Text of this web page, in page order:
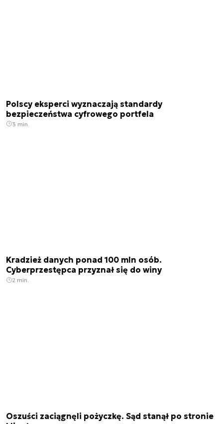
Polscy eksperci wyznaczają standardy
bezpieczeństwa cyfrowego portfela
3 min.
Kradzież danych ponad 100 mln osób.
Cyberprzestępca przyznał się do winy
2 min.
Oszuści zaciągnęli pożyczkę. Sąd stanął po stronie